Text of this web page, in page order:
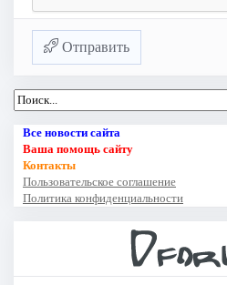
Отправить
Все новости сайта
Ваша помощь сайту
Контакты
Пользовательское соглашение
Политика конфиденциальности